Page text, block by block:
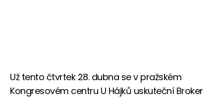
Už tento čtvrtek 28. dubna se v pražském
Kongresovém centru U Hájků uskuteční Broker